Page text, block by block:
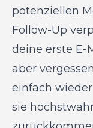
potenziellen
Follow-Up
deine erste E-
aber
einfach
sie